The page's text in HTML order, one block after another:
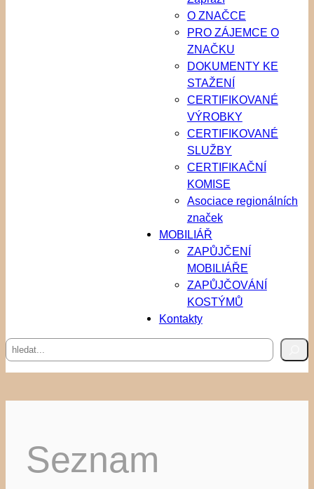
O ZNAČCE
PRO ZÁJEMCE O
ZNAČKU
DOKUMENTY KE
STAŽENÍ
CERTIFIKOVANÉ
VÝROBKY
CERTIFIKOVANÉ
SLUŽBY
CERTIFIKAČNÍ
KOMISE
Asociace regionálních
značek
MOBILIÁŘ
ZAPŮJČENÍ
MOBILIÁŘE
ZAPŮJČOVÁNÍ
KOSTÝMŮ
Kontakty
Hledat
Seznam